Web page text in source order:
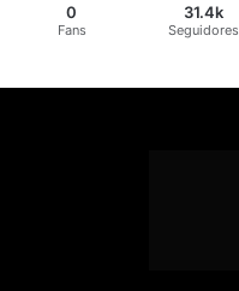
0
Fans
31.4k
Seguidores